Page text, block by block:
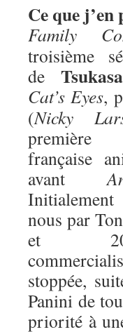
Ce que j’en
Family
troisième
de
Cat’s Eyes,
(Nicky
française
avant
nous par
et
stoppée,
Panini de
priorité à